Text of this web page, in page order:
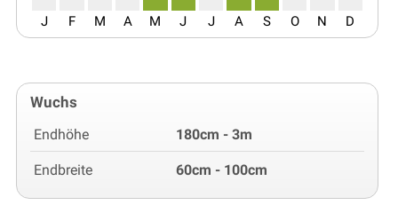
J F M A M J J A S O N D
Wuchs
Endhöhe 180cm - 3m
Endbreite 60cm - 100cm